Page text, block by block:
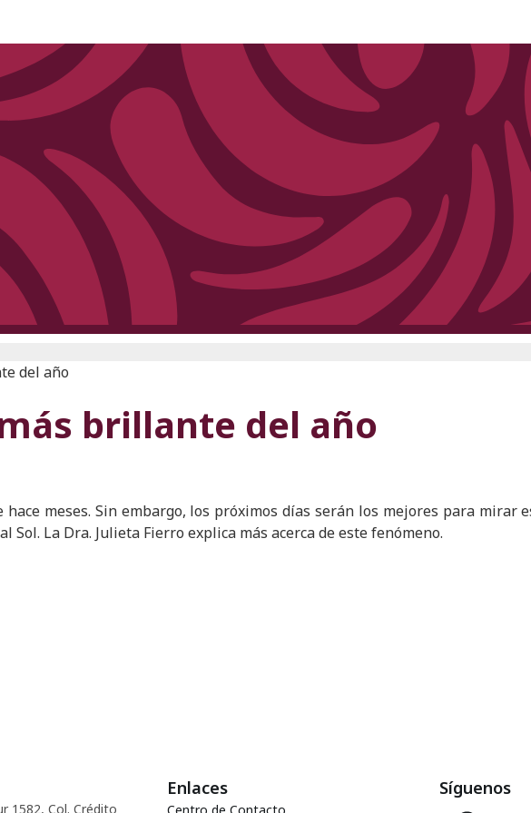
del año
brillante del año
meses. Sin embargo, los próximos días serán los mejores para mirar
La Dra. Julieta Fierro explica más acerca de este fenómeno.
1582, Col. Crédito
Enlaces Síguenos